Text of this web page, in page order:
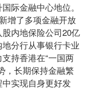
际金融中心地位。
增了多项金融开放
内地保险公司20亿
分行从事银行卡业
持香港在“一国两
，长期保持金融繁
实现自身更好发